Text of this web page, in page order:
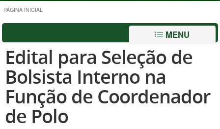
PÁGINA INICIAL
MENU
Edital para Seleção de
Bolsista Interno na
Função de Coordenador
de Polo